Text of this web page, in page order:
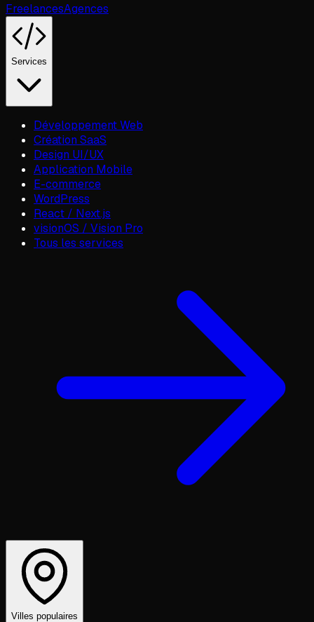
FreelancesAgences
Services
Développement Web
Création SaaS
Design UI/UX
Application Mobile
E-commerce
WordPress
React / Next.js
visionOS / Vision Pro
Tous les services
Villes populaires